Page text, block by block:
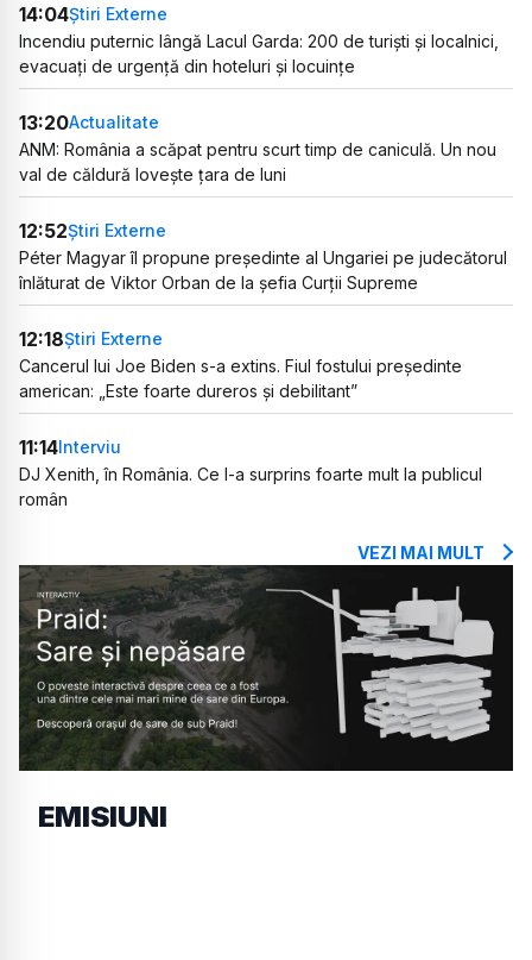
14:04Știri Externe
Incendiu puternic lângă Lacul Garda: 200 de turiști și localnici,
evacuați de urgență din hoteluri și locuințe
13:20Actualitate
ANM: România a scăpat pentru scurt timp de caniculă. Un nou
val de căldură lovește țara de luni
12:52Știri Externe
Péter Magyar îl propune președinte al Ungariei pe judecătorul
înlăturat de Viktor Orban de la șefia Curții Supreme
12:18Știri Externe
Cancerul lui Joe Biden s-a extins. Fiul fostului președinte
american: „Este foarte dureros și debilitant”
11:14Interviu
DJ Xenith, în România. Ce l-a surprins foarte mult la publicul
român
VEZI MAI MULT
EMISIUNI